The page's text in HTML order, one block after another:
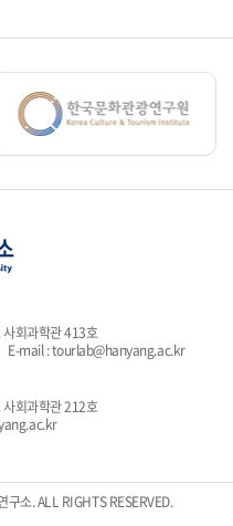
회과학관 413호
mail : tourlab@hanyang.ac.kr
회과학관 212호
소. ALL RIGHTS RESERVED.